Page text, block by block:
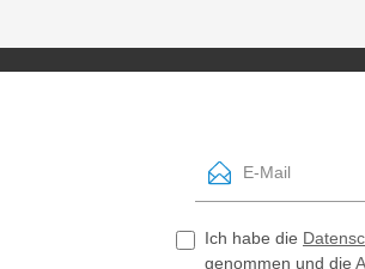
Ich habe die
genommen und die